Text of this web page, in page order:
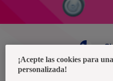
¡Acepte las cookies para
personalizada!